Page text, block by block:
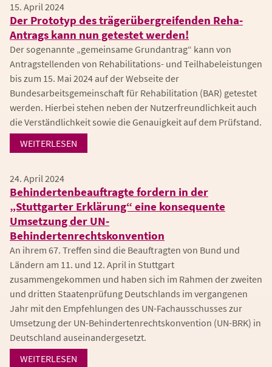
15. April 2024
Der Prototyp des trägerübergreifenden Reha-
Antrags kann nun getestet werden!
Der sogenannte „gemeinsame Grundantrag“ kann von
Antragstellenden von Rehabilitations- und Teilhabeleistungen
bis zum 15. Mai 2024 auf der Webseite der
Bundesarbeitsgemeinschaft für Rehabilitation (BAR) getestet
werden. Hierbei stehen neben der Nutzerfreundlichkeit auch
die Verständlichkeit sowie die Genauigkeit auf dem Prüfstand.
WEITERLESEN
24. April 2024
Behindertenbeauftragte fordern in der
„Stuttgarter Erklärung“ eine konsequente
Umsetzung der UN-
Behindertenrechtskonvention
An ihrem 67. Treffen sind die Beauftragten von Bund und
Ländern am 11. und 12. April in Stuttgart
zusammengekommen und haben sich im Rahmen der zweiten
und dritten Staatenprüfung Deutschlands im vergangenen
Jahr mit den Empfehlungen des UN-Fachausschusses zur
Umsetzung der UN-Behindertenrechtskonvention (UN-BRK) in
Deutschland auseinandergesetzt.
WEITERLESEN